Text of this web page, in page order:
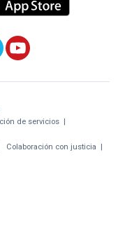
de servicios
Colaboración con justicia